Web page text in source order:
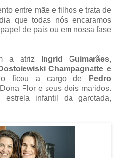
entre mãe e filhos e trata de
que todas nós encaramos
de pais ou em nossa fase
a atriz Ingrid Guimarães,
Dostoiewiski Champagnatte e
ficou a cargo de
Pedro
Flor e seus dois maridos.
infantil da garotada,